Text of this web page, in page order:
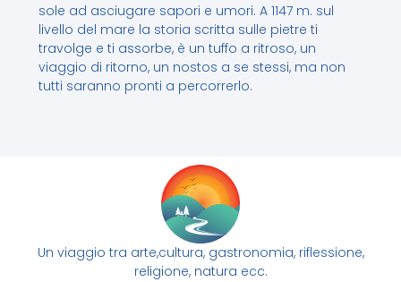
sole ad asciugare sapori e umori. A 1147 m. sul
livello del mare la storia scritta sulle pietre ti
travolge e ti assorbe, è un tuffo a ritroso, un
viaggio di ritorno, un nostos a se stessi, ma non
tutti saranno pronti a percorrerlo.
Un viaggio tra arte,cultura, gastronomia, riflessione,
religione, natura ecc.